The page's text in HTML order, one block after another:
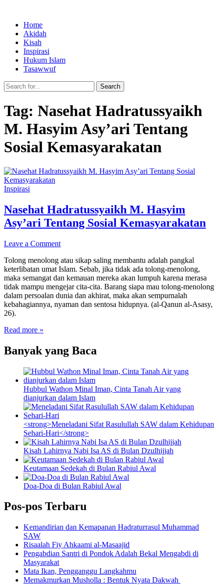
Home
Akidah
Kisah
Inspirasi
Hukum Islam
Tasawwuf
Search
Tag: Nasehat Hadratussyaikh
M. Hasyim Asy’ari Tentang
Sosial Kemasyarakatan
Inspirasi
Nasehat Hadratussyaikh M. Hasyim
Asy’ari Tentang Sosial Kemasyarakatan
Leave a Comment
Tolong menolong atau sikap saling membantu adalah pangkal
keterlibatan umat Islam. Sebab, jika tidak ada tolong-menolong,
maka semangat dan kemauan mereka akan lumpuh karena merasa
tidak mampu mengejar cita-cita. Barang siapa mau tolong-menolong
dalam persoalan dunia dan akhirat, maka akan sempurnalah
kebahagiannya, nyaman dan sentosa hidupnya. (al-Qanun al-Asasy,
26).
Read more »
Banyak yang Baca
Hubbul Wathon Minal Iman, Cinta Tanah Air yang
dianjurkan dalam Islam
<strong>Meneladani Sifat Rasulullah SAW dalam Kehidupan
Sehari-Hari</strong>
Kisah Lahirnya Nabi Isa AS di Bulan Dzulhijjah
Keutamaan Sedekah di Bulan Rabiul Awal
Doa-Doa di Bulan Rabiul Awal
Pos-pos Terbaru
Kemandirian dan Kemapanan Hadraturrasul Muhammad
SAW
Risaalah Fiy Ahkaami al-Masaajid
Pengabdian Santri di Pondok Adalah Bekal Mengabdi di
Masyarakat
Mata Ikan, Pengganggu Langkahmu
Memakmurkan Musholla : Bentuk Nyata Dakwah